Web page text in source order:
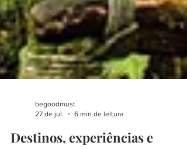
begoodmust